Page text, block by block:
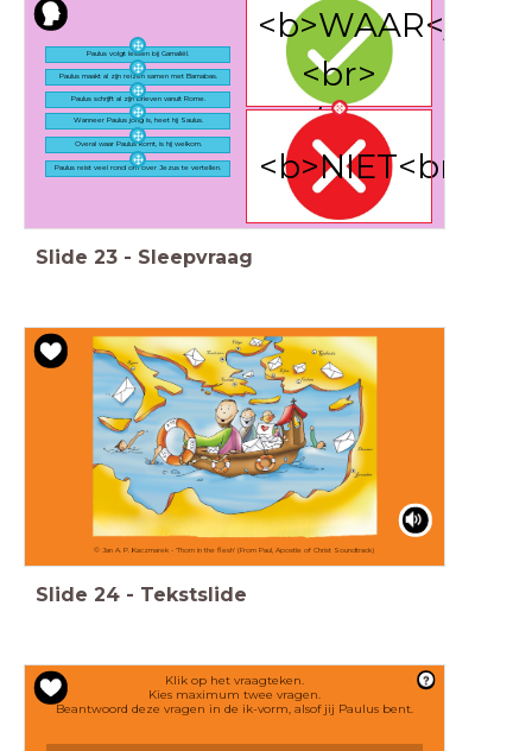
<b>WAAR</b>
<br>
</div>
Paulus volgt lessen bij Gamaliël.
Paulus maakt al zijn reizen samen met Barnabas.
Paulus schrijft al zijn brieven vanuit Rome.
Wanneer Paulus jong is, heet hij Saulus.
Overal waar Paulus komt, is hij welkom.
Paulus reist veel rond om over Jezus te vertellen.
Slide 23 - Sleepvraag
© Jan A. P. Kaczmarek - 'Thorn in the flesh' (From Paul, Apostle of Christ Soundtrack)
Slide 24 - Tekstslide
Klik op het vraagteken.
Kies maximum twee vragen.
Beantwoord deze vragen in de ik-vorm, alsof jij Paulus bent.